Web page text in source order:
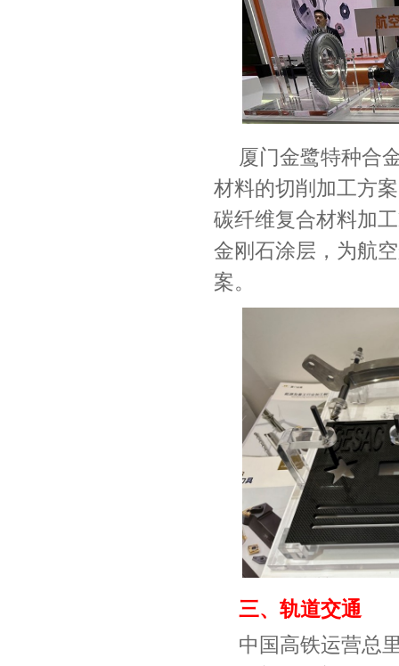
厦门金鹭特种合
材料的切削加工方
碳纤维复合材料加工
金刚石涂层，为航
案。
三、轨道交通
中国高铁运营总